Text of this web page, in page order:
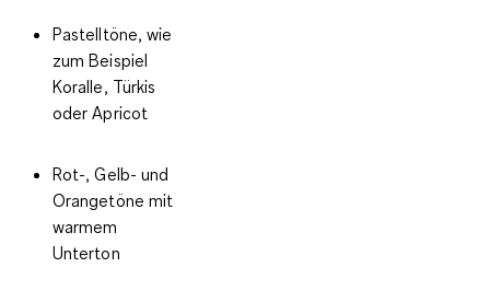
Pastelltöne, wie
zum Beispiel
Koralle, Türkis
oder Apricot
Rot-, Gelb- und
Orangetöne mit
warmem
Unterton